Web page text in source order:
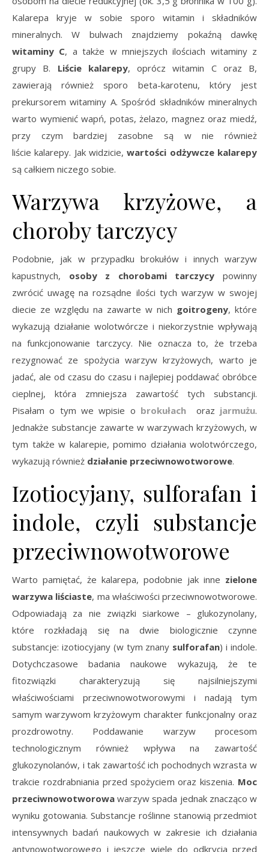
Kalarepa kryje w sobie sporo witamin i składników
mineralnych. W bulwach znajdziemy pokaźną dawkę
witaminy C, a także w mniejszych ilościach witaminy z
grupy B. Liście kalarepy, oprócz witamin C oraz B,
zawierają również sporo beta-karotenu, który jest
prekursorem witaminy A. Spośród składników mineralnych
warto wymienić wapń, potas, żelazo, magnez oraz miedź,
przy czym bardziej zasobne są w nie również
liście kalarepy. Jak widzicie,wartości odżywcze kalarepy
są całkiem niczego sobie.
Warzywa krzyżowe, a
choroby tarczycy
Podobnie, jak w przypadku brokułów i innych warzyw
kapustnych, osoby z chorobami tarczycy powinny
zwrócić uwagę na rozsądne ilości tych warzyw w swojej
diecie ze względu na zawarte w nich goitrogeny, które
wykazują działanie wolotwórcze i niekorzystnie wpływają
na funkcjonowanie tarczycy. Nie oznacza to, że trzeba
rezygnować ze spożycia warzyw krzyżowych, warto je
jadać, ale od czasu do czasu i najlepiej poddawać obróbce
cieplnej, która zmniejsza zawartość tych substancji.
Pisałam o tym we wpisie o brokułach oraz jarmużu.
Jednakże substancje zawarte w warzywach krzyżowych, w
tym także w kalarepie, pomimo działania wolotwórczego,
wykazują również działanie przeciwnowotworowe.
Izotiocyjany, sulforafan i
indole, czyli substancje
przeciwnowotworowe
Warto pamiętać, że kalarepa, podobnie jak inne zielone
warzywa liściaste, ma właściwości przeciwnowotworowe.
Odpowiadają za nie związki siarkowe – glukozynolany,
które rozkładają się na dwie biologicznie czynne
substancje: izotiocyjany (w tym znany sulforafan) i indole.
Dotychczasowe badania naukowe wykazują, że te
fitozwiązki charakteryzują się najsilniejszymi
właściwościami przeciwnowotworowymi i nadają tym
samym warzywom krzyżowym charakter funkcjonalny oraz
prozdrowotny. Poddawanie warzyw procesom
technologicznym również wpływa na zawartość
glukozynolanów, i tak zawartość ich pochodnych wzrasta w
trakcie rozdrabniania przed spożyciem oraz kiszenia. Moc
przeciwnowotworowa warzyw spada jednak znacząco w
wyniku gotowania. Substancje roślinne stanowią przedmiot
intensywnych badań naukowych w zakresie ich działania
antynowotworowego i jeszcze wiele do odkrycia przed